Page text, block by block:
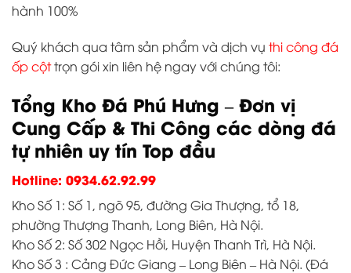
hành 100%
Quý khách qua tâm sản phẩm và dịch vụ thi công đá
ốp cộttrọn gói xin liên hệ ngay với chúng tôi:
Tổng Kho Đá Phú Hưng – Đơn vị
Cung Cấp & Thi Công các dòng đá
tự nhiên uy tín Top đầu
Hotline: 0934.62.92.99
Kho Số 1: Số 1, ngõ 95, đường Gia Thượng, tổ 18,
phường Thượng Thanh, Long Biên, Hà Nội.
Kho Số 2: Số 302 Ngọc Hồi, Huyện Thanh Trì, Hà Nội.
Kho Số 3 : Cảng Đức Giang – Long Biên – Hà Nội. (Đá